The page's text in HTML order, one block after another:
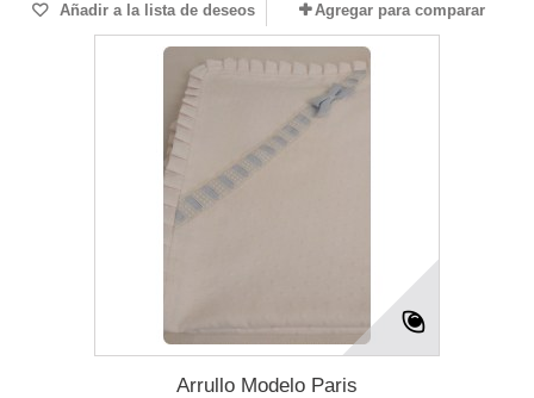
Añadir a la lista de deseos Agregar para comparar
Arrullo Modelo Paris